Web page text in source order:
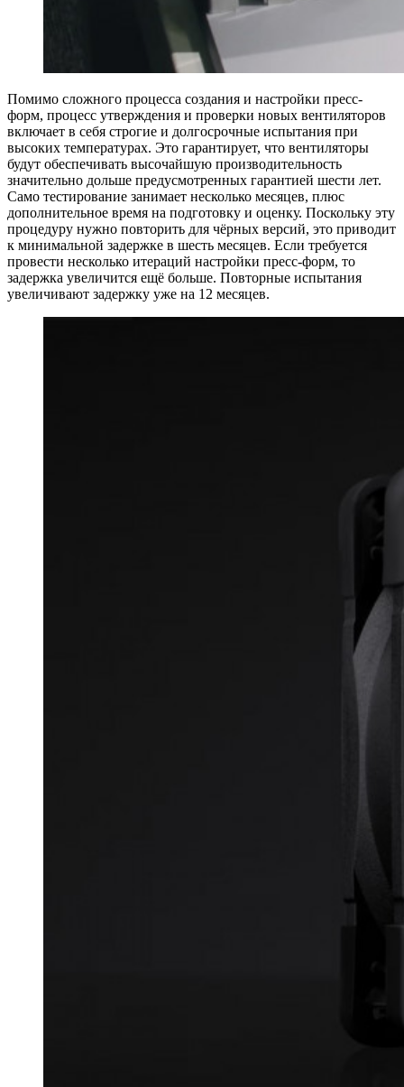
Помимо сложного процесса создания и настройки пресс-
форм, процесс утверждения и проверки новых вентиляторов
включает в себя строгие и долгосрочные испытания при
высоких температурах. Это гарантирует, что вентиляторы
будут обеспечивать высочайшую производительность
значительно дольше предусмотренных гарантией шести лет.
Само тестирование занимает несколько месяцев, плюс
дополнительное время на подготовку и оценку. Поскольку эту
процедуру нужно повторить для чёрных версий, это приводит
к минимальной задержке в шесть месяцев. Если требуется
провести несколько итераций настройки пресс-форм, то
задержка увеличится ещё больше. Повторные испытания
увеличивают задержку уже на 12 месяцев.